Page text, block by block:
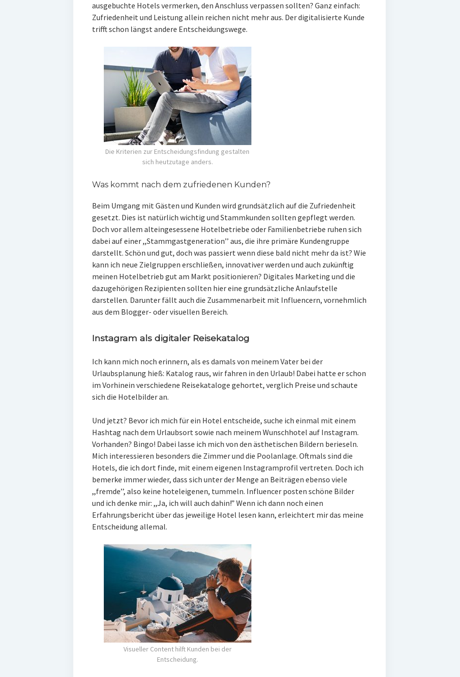
ausgebuchte Hotels vermerken, den Anschluss verpassen sollten? Ganz einfach:
Zufriedenheit und Leistung allein reichen nicht mehr aus. Der digitalisierte Kunde
trifft schon längst andere Entscheidungswege.
Die Kriterien zur Entscheidungsfindung gestalten
sich heutzutage anders.
Was kommt nach dem zufriedenen Kunden?
Beim Umgang mit Gästen und Kunden wird grundsätzlich auf die Zufriedenheit
gesetzt. Dies ist natürlich wichtig und Stammkunden sollten gepflegt werden.
Doch vor allem alteingesessene Hotelbetriebe oder Familienbetriebe ruhen sich
dabei auf einer ,,Stammgastgeneration’’ aus, die ihre primäre Kundengruppe
darstellt. Schön und gut, doch was passiert wenn diese bald nicht mehr da ist? Wie
kann ich neue Zielgruppen erschließen, innovativer werden und auch zukünftig
meinen Hotelbetrieb gut am Markt positionieren? Digitales Marketing und die
dazugehörigen Rezipienten sollten hier eine grundsätzliche Anlaufstelle
darstellen. Darunter fällt auch die Zusammenarbeit mit Influencern, vornehmlich
aus dem Blogger- oder visuellen Bereich.
Instagram als digitaler Reisekatalog
Ich kann mich noch erinnern, als es damals von meinem Vater bei der
Urlaubsplanung hieß: Katalog raus, wir fahren in den Urlaub! Dabei hatte er schon
im Vorhinein verschiedene Reisekataloge gehortet, verglich Preise und schaute
sich die Hotelbilder an.
Und jetzt? Bevor ich mich für ein Hotel entscheide, suche ich einmal mit einem
Hashtag nach dem Urlaubsort sowie nach meinem Wunschhotel auf Instagram.
Vorhanden? Bingo! Dabei lasse ich mich von den ästhetischen Bildern berieseln.
Mich interessieren besonders die Zimmer und die Poolanlage. Oftmals sind die
Hotels, die ich dort finde, mit einem eigenen Instagramprofil vertreten. Doch ich
bemerke immer wieder, dass sich unter der Menge an Beiträgen ebenso viele
,,fremde’’, also keine hoteleigenen, tummeln. Influencer posten schöne Bilder
und ich denke mir: ,,Ja, ich will auch dahin!” Wenn ich dann noch einen
Erfahrungsbericht über das jeweilige Hotel lesen kann, erleichtert mir das meine
Entscheidung allemal.
Visueller Content hilft Kunden bei der
Entscheidung.